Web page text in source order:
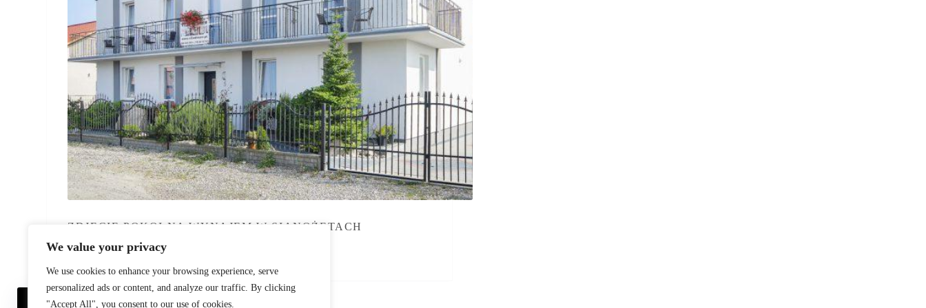
We value your privacy
We use cookies to enhance your browsing experience, serve
personalized ads or content, and analyze our traffic. By clicking
"Accept All", you consent to our use of cookies.
ZDJĘCIE POKOI NA WYNAJEM W SIANOŻĘTACH
Sianożęty,Zachodniopomorskie